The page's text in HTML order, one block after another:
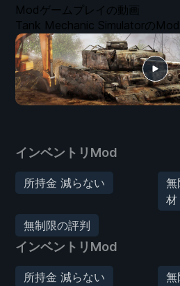
インベントリMod
所持金 減らない
無
材
無制限の評判
インベントリMod
所持金 減らない
無
Modゲームプレイの動画
Tank Mechanic Simulatorの